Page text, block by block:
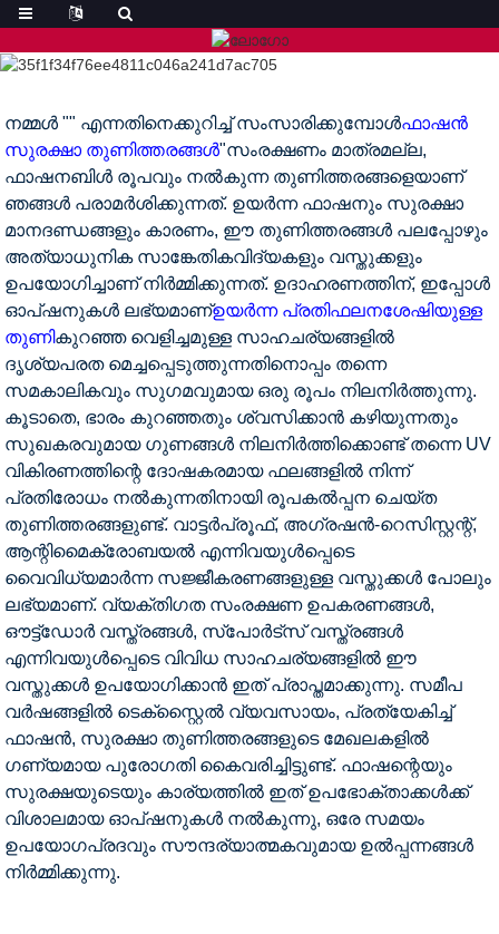
നമ്മൾ "" എന്നതിനെക്കുറിച്ച് സംസാരിക്കുമ്പോൾഫാഷൻ
സുരക്ഷാ തുണിത്തരങ്ങൾ"സംരക്ഷണം മാത്രമല്ല,
ഫാഷനബിൾ രൂപവും നൽകുന്ന തുണിത്തരങ്ങളെയാണ്
ഞങ്ങൾ പരാമർശിക്കുന്നത്. ഉയർന്ന ഫാഷനും സുരക്ഷാ
മാനദണ്ഡങ്ങളും കാരണം, ഈ തുണിത്തരങ്ങൾ പലപ്പോഴും
അത്യാധുനിക സാങ്കേതികവിദ്യകളും വസ്തുക്കളും
ഉപയോഗിച്ചാണ് നിർമ്മിക്കുന്നത്. ഉദാഹരണത്തിന്, ഇപ്പോൾ
ഓപ്ഷനുകൾ ലഭ്യമാണ്ഉയർന്ന പ്രതിഫലനശേഷിയുള്ള
തുണികുറഞ്ഞ വെളിച്ചമുള്ള സാഹചര്യങ്ങളിൽ
ദൃശ്യപരത മെച്ചപ്പെടുത്തുന്നതിനൊപ്പം തന്നെ
സമകാലികവും സുഗമവുമായ ഒരു രൂപം നിലനിർത്തുന്നു.
കൂടാതെ, ഭാരം കുറഞ്ഞതും ശ്വസിക്കാൻ കഴിയുന്നതും
സുഖകരവുമായ ഗുണങ്ങൾ നിലനിർത്തിക്കൊണ്ട് തന്നെ UV
വികിരണത്തിന്റെ ദോഷകരമായ ഫലങ്ങളിൽ നിന്ന്
പ്രതിരോധം നൽകുന്നതിനായി രൂപകൽപ്പന ചെയ്ത
തുണിത്തരങ്ങളുണ്ട്. വാട്ടർപ്രൂഫ്, അഗ്രഷൻ-റെസിസ്റ്റന്റ്,
ആന്റിമൈക്രോബയൽ എന്നിവയുൾപ്പെടെ
വൈവിധ്യമാർന്ന സജ്ജീകരണങ്ങളുള്ള വസ്തുക്കൾ പോലും
ലഭ്യമാണ്. വ്യക്തിഗത സംരക്ഷണ ഉപകരണങ്ങൾ,
ഔട്ട്ഡോർ വസ്ത്രങ്ങൾ, സ്പോർട്സ് വസ്ത്രങ്ങൾ
എന്നിവയുൾപ്പെടെ വിവിധ സാഹചര്യങ്ങളിൽ ഈ
വസ്തുക്കൾ ഉപയോഗിക്കാൻ ഇത് പ്രാപ്തമാക്കുന്നു. സമീപ
വർഷങ്ങളിൽ ടെക്സ്റ്റൈൽ വ്യവസായം, പ്രത്യേകിച്ച്
ഫാഷൻ, സുരക്ഷാ തുണിത്തരങ്ങളുടെ മേഖലകളിൽ
ഗണ്യമായ പുരോഗതി കൈവരിച്ചിട്ടുണ്ട്. ഫാഷന്റെയും
സുരക്ഷയുടെയും കാര്യത്തിൽ ഇത് ഉപഭോക്താക്കൾക്ക്
വിശാലമായ ഓപ്ഷനുകൾ നൽകുന്നു, ഒരേ സമയം
ഉപയോഗപ്രദവും സൗന്ദര്യാത്മകവുമായ ഉൽപ്പന്നങ്ങൾ
നിർമ്മിക്കുന്നു.